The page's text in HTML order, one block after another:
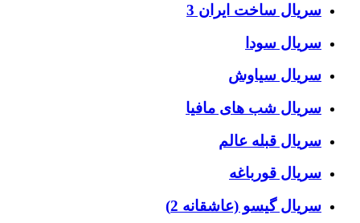
سریال ساخت ایران 3
سریال سودا
سریال سیاوش
سریال شب های مافیا
سریال قبله عالم
سریال قورباغه
سریال گیسو (عاشقانه 2)